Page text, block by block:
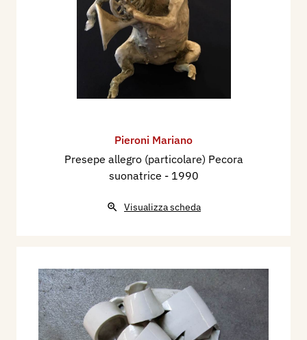
Pieroni Mariano
Presepe allegro (particolare) Pecora
suonatrice - 1990
Visualizza scheda